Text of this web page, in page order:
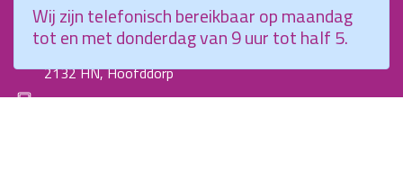
Contact
Planetenweg 5
2132 HN, Hoofddorp
088 - 0076300
Wij zijn telefonisch bereikbaar op maandag
tot en met donderdag van 9 uur tot half 5.